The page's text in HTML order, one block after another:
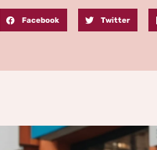
Facebook Twitter